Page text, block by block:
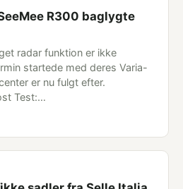
R300 baglygte
radar funktion er ikke
startede med deres Varia-
er nu fulgt efter.
Test:…